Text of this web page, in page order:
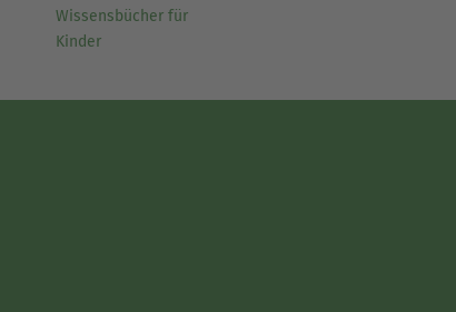
Wissensbücher für
Kinder